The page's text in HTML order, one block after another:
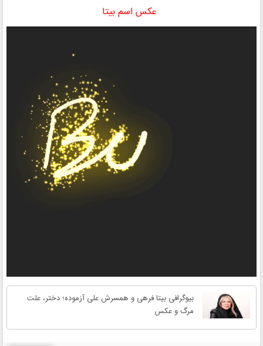
عکس اسم بیتا
بیوگرافی بیتا فرهی و همسرش علی آزموده؛ دختر، علت
مرگ و عکس